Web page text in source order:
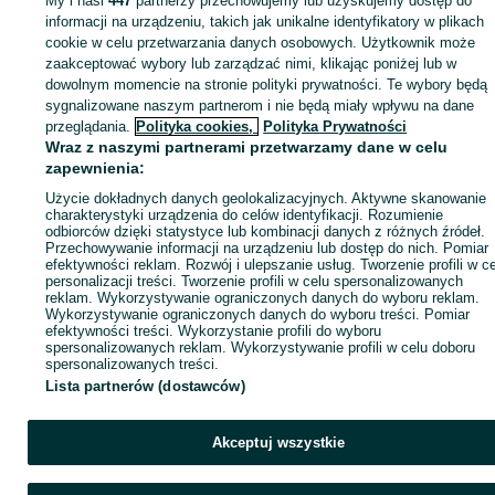
Zaloguj się / Załóż konto
Kup
informacji na urządzeniu, takich jak unikalne identyfikatory w plikach
cookie w celu przetwarzania danych osobowych. Użytkownik może
zaakceptować wybory lub zarządzać nimi, klikając poniżej lub w
dowolnym momencie na stronie polityki prywatności. Te wybory będą
sygnalizowane naszym partnerom i nie będą miały wpływu na dane
przeglądania. Polityka cookies, Polityka Prywatności
Wraz z naszymi partnerami przetwarzamy dane w celu
zapewnienia:
Użycie dokładnych danych geolokalizacyjnych. Aktywne skanowanie
charakterystyki urządzenia do celów identyfikacji. Rozumienie
odbiorców dzięki statystyce lub kombinacji danych z różnych źródeł.
Przechowywanie informacji na urządzeniu lub dostęp do nich. Pomiar
efektywności reklam. Rozwój i ulepszanie usług. Tworzenie profili w
personalizacji treści. Tworzenie profili w celu spersonalizowanych
reklam. Wykorzystywanie ograniczonych danych do wyboru reklam.
Wykorzystywanie ograniczonych danych do wyboru treści. Pomiar
efektywności treści. Wykorzystanie profili do wyboru
spersonalizowanych reklam. Wykorzystywanie profili w celu doboru
spersonalizowanych treści.
Lista partnerów (dostawców)
Akceptuj wszystkie